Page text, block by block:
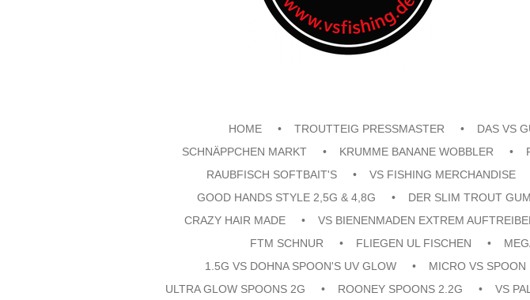
HOME TROUTTEIG PRESSMASTER DAS VS
SCHNÄPPCHEN MARKT
KRUMME BANANE WOBBLER
RAUBFISCH SOFTBAIT'S
VS FISHING MERCHANDISE
GOOD HANDS STYLE 2,5G & 4,8G
DER SLIM TROUT
CRAZY HAIR MADE
VS BIENENMADEN EXTREM
FTM SCHNUR
FLIEGEN UL FISCHEN
1.5G VS DOHNA SPOON'S UV GLOW
MICRO VS SPOON
ULTRA GLOW SPOONS 2G
ROONEY SPOONS 2.2G VS